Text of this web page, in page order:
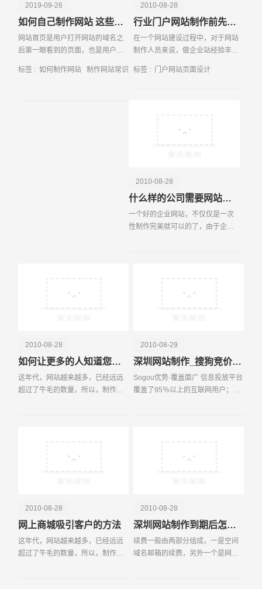
2019-09-26
如何自己制作网站 这些常识要知晓
网站首页是用户打开网站的域名之
后第一眼看到的页面，也是用户浏
首页设计对于整个网站建设而言是
标签 : 如何制作网站 制作网站常识
2010-08-28
行业门户网站制作前先要整理思路
在一个网站建设过程中，对于网站
制作人员来说，做企业站经验丰
应手。行业站因为他的内容很多，
标签 : 门户网站页面设计
2010-08-28
什么样的公司需要网站维护
一个好的企业网站，不仅仅是一次
性制作完美就可以的了，由于企业
2010-08-29
深圳网站制作_搜狗竞价排名
Sogou优势·覆盖面广 信息投放平台
覆盖了95％以上的互联网用户； 搜
2010-08-28
如何让更多的人知道您的网站
这年代，网站越来越多，已经远远
超过了牛毛的数量，所以，制作网
2010-08-28
深圳网站制作到期后怎么续费？
续费一般由两部分组成，一是空间
域名邮箱的续费，另外一个是网站
2010-08-28
网上商城吸引客户的方法
这年代，网站越来越多，已经远远
超过了牛毛的数量，所以，制作网
电话 微信号